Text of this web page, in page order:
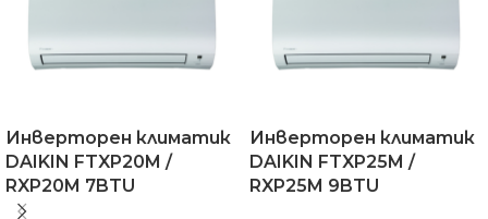
Инверторен климатик
DAIKIN FTXP20M /
RXP20M 7BTU
Инверторен климатик
DAIKIN FTXP25M /
RXP25M 9BTU